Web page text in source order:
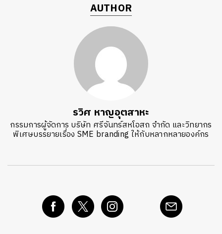
AUTHOR
รวิศ หาญอุตสาหะ
กรรมการผู้จัดการ บริษัท ศรีจันทร์สหโอสถ จำกัด และวิทยากร
พิเศษบรรยายเรื่อง SME branding ให้กับหลากหลายองค์กร